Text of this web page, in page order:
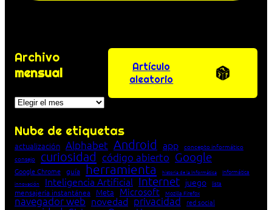
Archivo
mensual
Archivos
Artículo
aleatorio
Nube de etiquetas
actualización Alphabet Android app concepto informático
consejo
curiosidad código abierto Google
Google Chrome guía herramienta historia de la Informática Informática
innovación Inteligencia Artificial Internet juego lista
mensajería instantánea Meta Microsoft Mozilla Firefox
navegador web novedad privacidad red social